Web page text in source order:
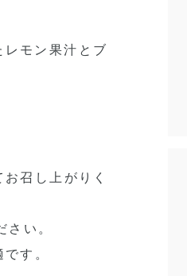
モン果汁とブ
召し上がりく
い。
す。